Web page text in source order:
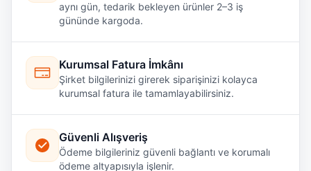
aynı gün, tedarik bekleyen ürünler 2–3 iş
gününde kargoda.
Kurumsal Fatura İmkânı
Şirket bilgilerinizi girerek siparişinizi kolayca
kurumsal fatura ile tamamlayabilirsiniz.
Güvenli Alışveriş
Ödeme bilgileriniz güvenli bağlantı ve korumalı
ödeme altyapısıyla işlenir.